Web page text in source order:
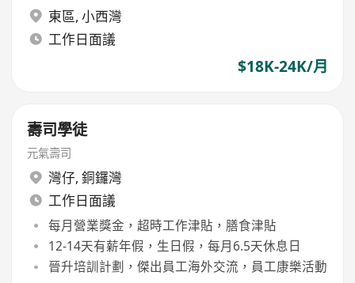
東區, 小西灣
工作日面議
$18K-24K/月
壽司學徒
元氣壽司
灣仔, 銅鑼灣
工作日面議
每月營業獎金，超時工作津貼，膳食津貼
12-14天有薪年假，生日假，每月6.5天休息日
晉升培訓計劃，傑出員工海外交流，員工康樂活動